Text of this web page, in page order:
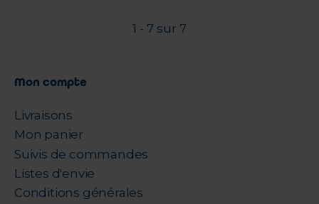
1 - 7 sur 7
Mon compte
Livraisons
Mon panier
Suivis de commandes
Listes d'envie
Conditions générales